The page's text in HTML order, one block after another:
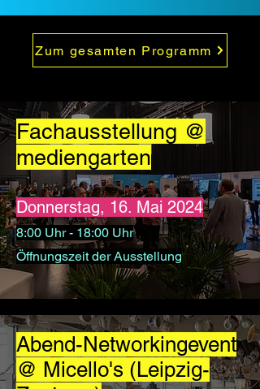
Zum gesamten Programm
Fachausstellung @
mediengarten
Donnerstag, 16. Mai 2024
8:00 Uhr - 18:00 Uhr
Öffnungszeit der Ausstellung
Abend-Networkingevent
@ Micello's (Leipzig-